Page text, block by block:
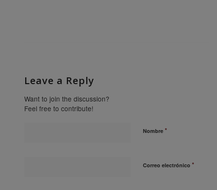
Leave a Reply
Want to join the discussion?
Feel free to contribute!
Nombre *
Correo electrónico *